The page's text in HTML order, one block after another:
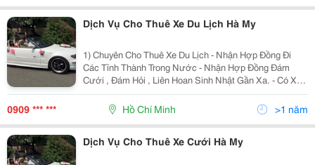
Dịch Vụ Cho Thuê Xe Du Lịch Hà My
1) Chuyên Cho Thuê Xe Du Lịch - Nhận Hợp Đồng Đi
Các Tỉnh Thành Trong Nước - Nhận Hợp Đồng Đám
Cưới , Đám Hỏi , Liên Hoan Sinh Nhật Gần Xa. - Có Xe
Hoa Đời Mới - Nhận Đưa Đón Sân Bay - Hợp Đồng Công
Ty Dài Hạn Va Ngắn Hạn - Tài Xế Nhiệt Tình Vui Vẻ ,
0909 *** *** Hồ Chí Minh >1 năm
Dịch Vụ Cho Thuê Xe Cưới Hà My